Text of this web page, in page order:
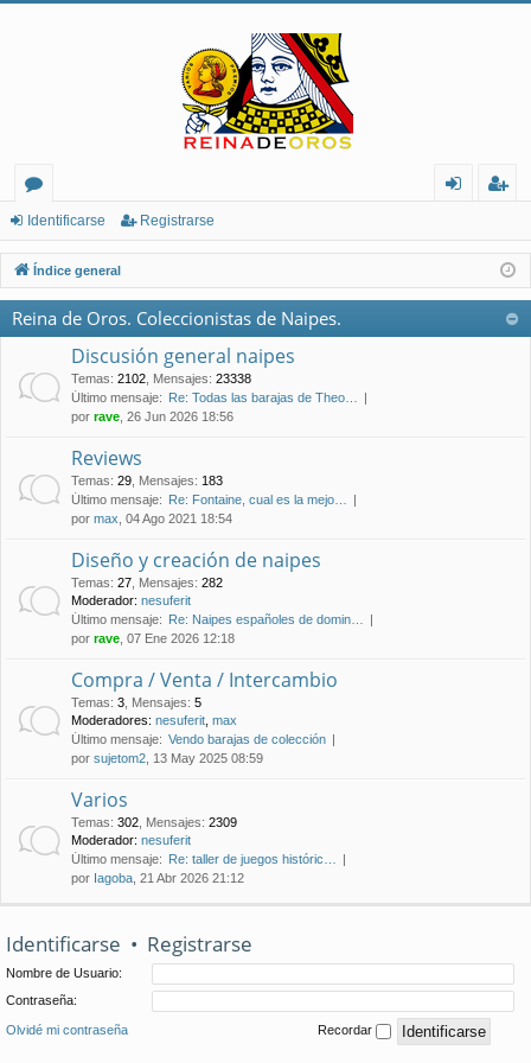
or
os
nt
ifi
ist
ra
Identificarse Registrarse
Índice general
Reina de Oros. Coleccionistas de Naipes.
Discusión general naipes
Temas: 2102 Mensajes: 23338
Último mensaje: Re: Todas las barajas de Theo…
por rave , 26 Jun 2026 18:56
Reviews
Temas: 29 Mensajes: 183
Último mensaje: Re: Fontaine, cual es la mejo…
por max , 04 Ago 2021 18:54
Diseño y creación de naipes
Temas: 27 Mensajes: 282
Moderador: nesuferit
Último mensaje: Re: Naipes españoles de domin…
por rave , 07 Ene 2026 12:18
Compra / Venta / Intercambio
Temas: 3 Mensajes: 5
Moderadores: nesuferit max
Último mensaje: Vendo barajas de colección
por sujetom2 , 13 May 2025 08:59
Varios
Temas: 302 Mensajes: 2309
Moderador: nesuferit
Último mensaje: Re: taller de juegos históric…
por Iagoba , 21 Abr 2026 21:12
Identificarse • Registrarse
Nombre de Usuario:
Contraseña:
Olvidé mi contraseña Recordar